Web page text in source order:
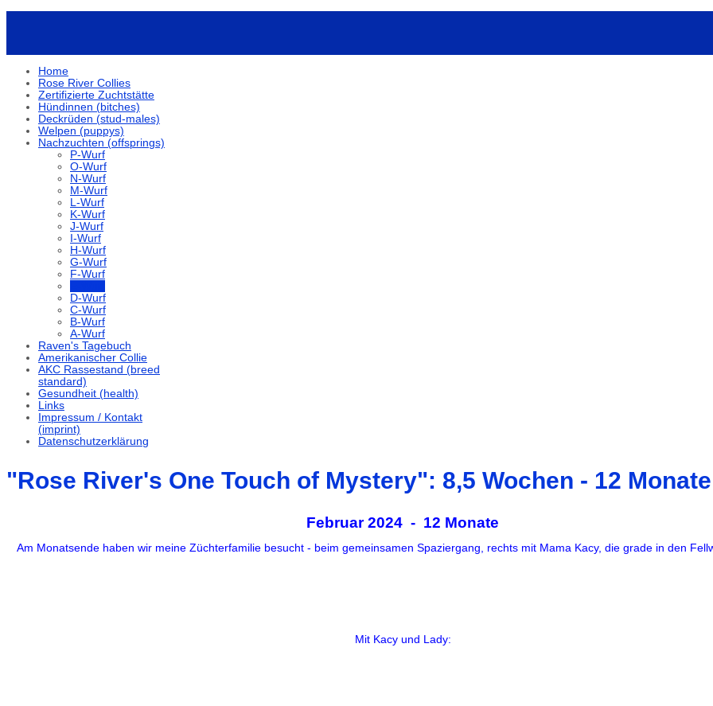
Home
Rose River Collies
Zertifizierte Zuchtstätte
Hündinnen (bitches)
Deckrüden (stud-males)
Welpen (puppys)
Nachzuchten (offsprings)
P-Wurf
O-Wurf
N-Wurf
M-Wurf
L-Wurf
K-Wurf
J-Wurf
I-Wurf
H-Wurf
G-Wurf
F-Wurf
D-Wurf
C-Wurf
B-Wurf
A-Wurf
Raven's Tagebuch
Amerikanischer Collie
AKC Rassestand (breed
standard)
Gesundheit (health)
Links
Impressum / Kontakt
(imprint)
Datenschutzerklärung
"Rose River's One Touch of Mystery": 8,5 Wochen - 12 Monate
Februar 2024 - 12 Monate
Am Monatsende haben wir meine Züchterfamilie besucht - beim gemeinsamen Spaziergang, rechts mit Mama Kacy, die grade in den
Mit Kacy und Lady: